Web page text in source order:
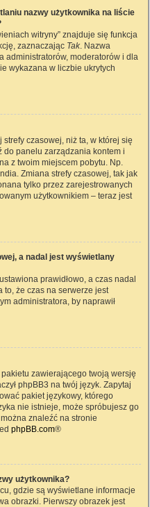
nazwy użytkownika na liście
witryny” znajduje się funkcja
zaznaczając Tak. Nazwa
administratorów, moderatorów i dla
wykazana w liczbie ukrytych
czasowej, niż ta, w której się
do panelu zarządzania kontem i
z twoim miejscem pobytu. Np.
Zmiana strefy czasowej, tak jak
tylko przez zarejestrowanych
użytkownikiem – teraz jest
a nadal jest wyświetlany
prawidłowo, a czas nadal
to, że czas na serwerze jest
administratora, by naprawił
zawierającego twoją wersję
phpBB3 na twój język. Zapytaj
pakiet językowy, którego
nie istnieje, może spróbujesz go
znaleźć na stronie
phpBB.com®
użytkownika?
gdzie są wyświetlane informacje
obrazki. Pierwszy obrazek jest